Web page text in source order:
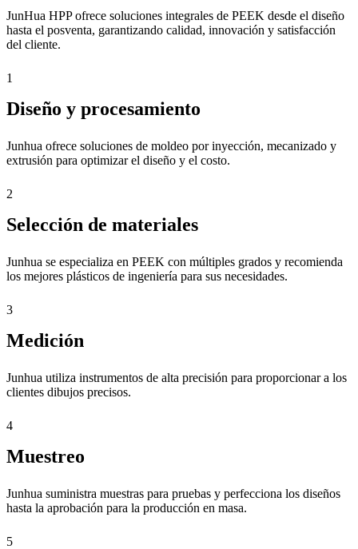
JunHua HPP ofrece soluciones integrales de PEEK desde el diseño
hasta el posventa, garantizando calidad, innovación y satisfacción
del cliente.
1
Diseño y procesamiento
Junhua ofrece soluciones de moldeo por inyección, mecanizado y
extrusión para optimizar el diseño y el costo.
2
Selección de materiales
Junhua se especializa en PEEK con múltiples grados y recomienda
los mejores plásticos de ingeniería para sus necesidades.
3
Medición
Junhua utiliza instrumentos de alta precisión para proporcionar a los
clientes dibujos precisos.
4
Muestreo
Junhua suministra muestras para pruebas y perfecciona los diseños
hasta la aprobación para la producción en masa.
5